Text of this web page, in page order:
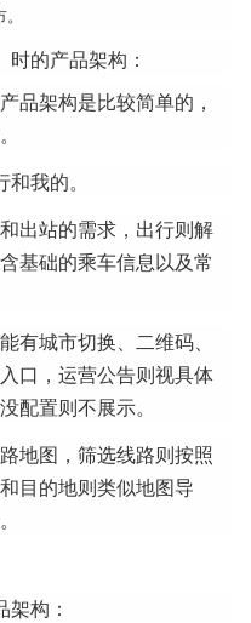
时的产品架构：
品架构是比较简单的，
我的。
出站的需求，出行则解
基础的乘车信息以及常
有城市切换、二维码、
口，运营公告则视具体
配置则不展示。
地图，筛选线路则按照
目的地则类似地图导
架构：